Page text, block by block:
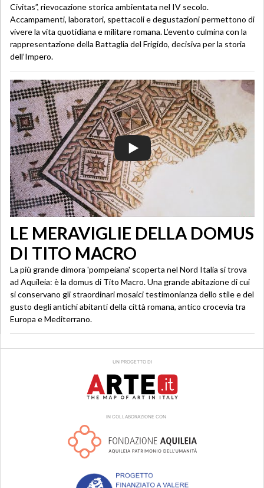
Civitas”, rievocazione storica ambientata nel IV secolo.
Accampamenti, laboratori, spettacoli e degustazioni permettono di
vivere la vita quotidiana e militare romana. L’evento culmina con la
rappresentazione della Battaglia del Frigido, decisiva per la storia
dell’Impero.
LE MERAVIGLIE DELLA DOMUS
DI TITO MACRO
La più grande dimora 'pompeiana' scoperta nel Nord Italia si trova
ad Aquileia: è la domus di Tito Macro. Una grande abitazione di cui
si conservano gli straordinari mosaici testimonianza dello stile e del
gusto degli antichi abitanti della città romana, antico crocevia tra
Europa e Mediterrano.
UN PROGETTO DI
IN COLLABORAZIONE CON